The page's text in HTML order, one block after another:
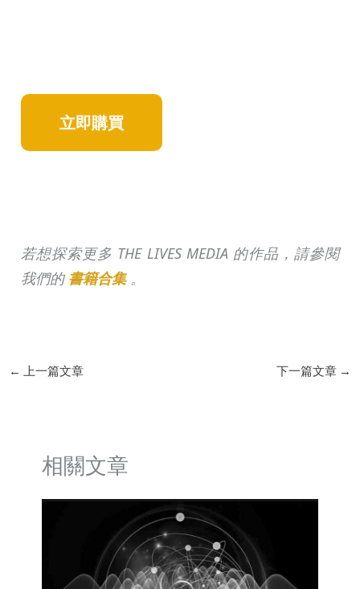
立即購買
若想探索更多 THE LIVES MEDIA 的作品，請參閱
我們的 書籍合集 。
← 上一篇文章 下一篇文章 →
相關文章